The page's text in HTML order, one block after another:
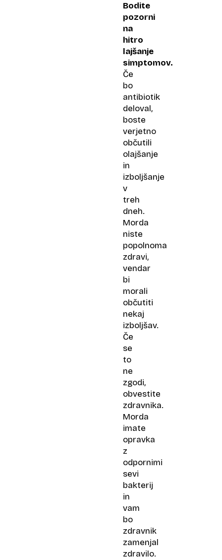
Bodite
pozorni
na
hitro
lajšanje
simptomov.
Če
bo
antibiotik
deloval,
boste
verjetno
občutili
olajšanje
in
izboljšanje
v
treh
dneh.
Morda
niste
popolnoma
zdravi,
vendar
bi
morali
občutiti
nekaj
izboljšav.
Če
se
to
ne
zgodi,
obvestite
zdravnika.
Morda
imate
opravka
z
odpornimi
sevi
bakterij
in
vam
bo
zdravnik
zamenjal
zdravilo.